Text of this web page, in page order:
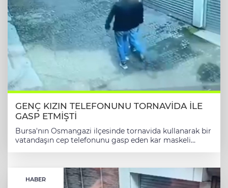
GENÇ KIZIN TELEFONUNU TORNAVİDA İLE
GASP ETMİŞTİ
Bursa'nın Osmangazi ilçesinde tornavida kullanarak bir
vatandaşın cep telefonunu gasp eden kar maskeli
HABER